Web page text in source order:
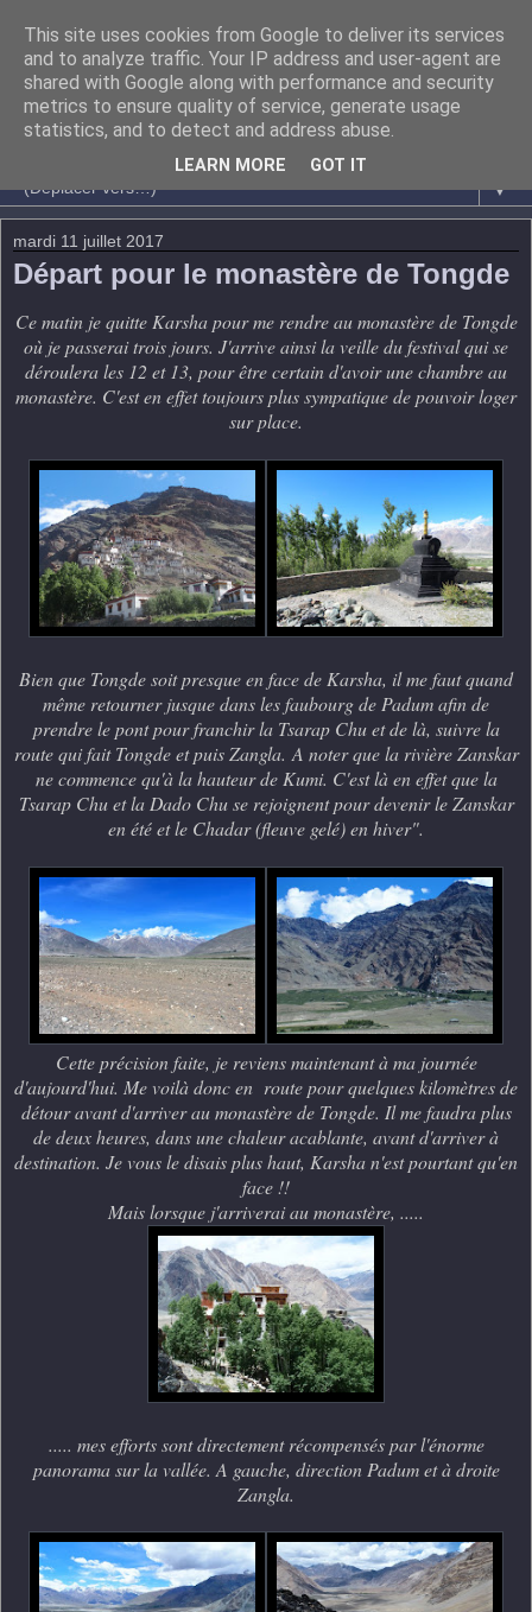
▼
mardi 11 juillet 2017
Départ pour le monastère de Tongde
Ce matin je quitte Karsha pour me rendre au monastère de Tongde
où je passerai trois jours. J'arrive ainsi la veille du festival qui se
déroulera les 12 et 13, pour être certain d'avoir une chambre au
monastère. C'est en effet toujours plus sympatique de pouvoir loger
sur place.
Bien que Tongde soit presque en face de Karsha, il me faut quand
même retourner jusque dans les faubourg de Padum afin de
prendre le pont pour franchir la Tsarap Chu et de là, suivre la
route qui fait Tongde et puis Zangla. A noter que la rivière Zanskar
ne commence qu'à la hauteur de Kumi. C'est là en effet que la
Tsarap Chu et la Dado Chu se rejoignent pour devenir le Zanskar
en été et le Chadar (fleuve gelé) en hiver".
Cette précision faite, je reviens maintenant à ma journée
d'aujourd'hui. Me voilà donc en route pour quelques kilomètres de
détour avant d'arriver au monastère de Tongde. Il me faudra plus
de deux heures, dans une chaleur acablante, avant d'arriver à
destination. Je vous le disais plus haut, Karsha n'est pourtant qu'en
face !!
Mais lorsque j'arriverai au monastère, .....
..... mes efforts sont directement récompensés par l'énorme
panorama sur la vallée. A gauche, direction Padum et à droite
Zangla.
This site uses cookies from Google to deliver its services
and to analyze traffic. Your IP address and user-agent are
shared with Google along with performance and security
metrics to ensure quality of service, generate usage
statistics, and to detect and address abuse.
LEARN MORE GOT IT